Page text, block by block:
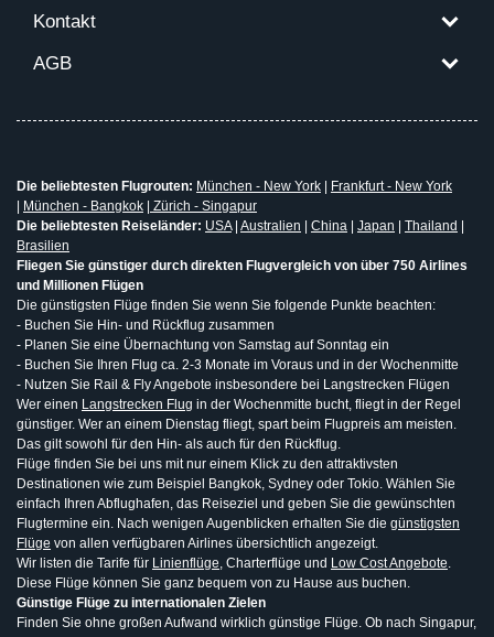
Kontakt
AGB
Die beliebtesten Flugrouten: München - New York
Frankfurt - New York
München - Bangkok
Zürich - Singapur
Die beliebtesten Reiseländer: USA| Australien China Japan Thailand
Brasilien
Fliegen Sie günstiger durch direkten Flugvergleich von über 750 Airlines
und Millionen Flügen
Die günstigsten Flüge finden Sie wenn Sie folgende Punkte beachten:
- Buchen Sie Hin- und Rückflug zusammen
- Planen Sie eine Übernachtung von Samstag auf Sonntag ein
- Buchen Sie Ihren Flug ca. 2-3 Monate im Voraus und in der Wochenmitte
- Nutzen Sie Rail & Fly Angebote insbesondere bei Langstrecken Flügen
Wer einen Langstrecken Flug in der Wochenmitte bucht, fliegt in der Regel
günstiger. Wer an einem Dienstag fliegt, spart beim Flugpreis am meisten.
Das gilt sowohl für den Hin- als auch für den Rückflug.
Flüge finden Sie bei uns mit nur einem Klick zu den attraktivsten
Destinationen wie zum Beispiel Bangkok, Sydney oder Tokio. Wählen Sie
einfach Ihren Abflughafen, das Reiseziel und geben Sie die gewünschten
Flugtermine ein. Nach wenigen Augenblicken erhalten Sie die günstigsten
Flüge von allen verfügbaren Airlines übersichtlich angezeigt.
Wir listen die Tarife für Linienflüge, Charterflüge und Low Cost Angebote.
Diese Flüge können Sie ganz bequem von zu Hause aus buchen.
Günstige Flüge zu internationalen Zielen
Finden Sie ohne großen Aufwand wirklich günstige Flüge. Ob nach Singapur,